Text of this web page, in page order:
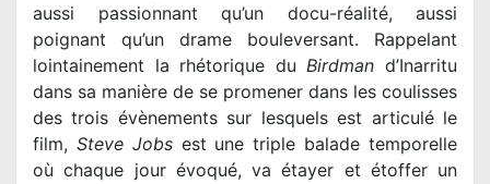
aussi passionnant qu’un docu-réalité, aussi
poignant qu’un drame bouleversant. Rappelant
lointainement la rhétorique duBirdman d’Inarritu
dans sa manière de se promener dans les coulisses
des trois évènements sur lesquels est articulé le
film, Steve Jobsest une triple balade temporelle
où chaque jour évoqué, va étayer et étoffer un